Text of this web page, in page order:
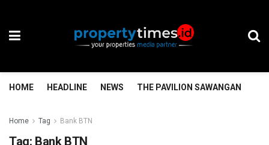
HOME HEADLINE NEWS THE PAVILION SAWANGAN
Home Tag Bank BTN
Tag: Bank BTN